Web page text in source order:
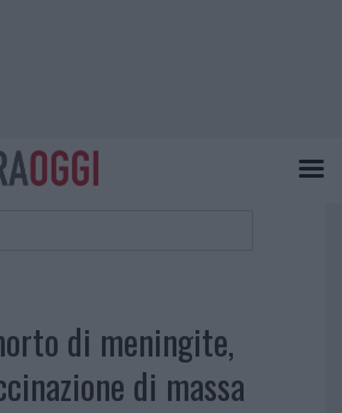
di meningite,
di massa